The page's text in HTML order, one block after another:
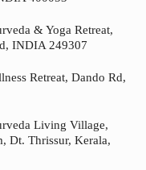
& Yoga Retreat,
INDIA 249307
Retreat, Dando Rd,
Living Village,
Dt. Thrissur, Kerala,